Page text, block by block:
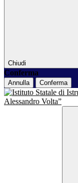
Chiudi
Conferma
Annulla Conferma